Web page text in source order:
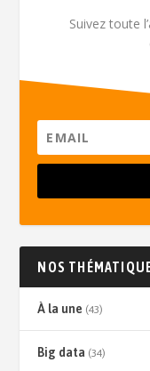
Suivez toute
NOS
À la une (43)
Big data (34)